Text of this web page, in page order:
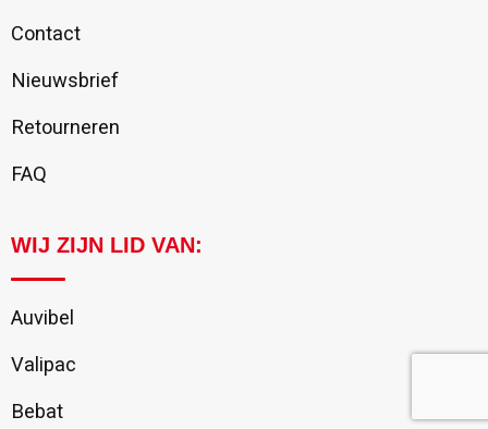
Contact
Nieuwsbrief
Retourneren
FAQ
WIJ ZIJN LID VAN:
Auvibel
Valipac
Bebat